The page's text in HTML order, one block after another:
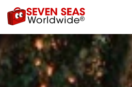
Skip to the content